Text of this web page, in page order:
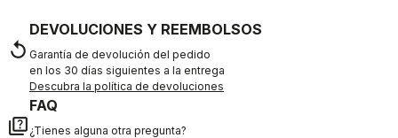
replay
DEVOLUCIONES Y REEMBOLSOS
Garantía de devolución del pedido
en los 30 días siguientes a la entrega
Descubra la política de devoluciones
quiz
FAQ
¿Tienes alguna otra pregunta?